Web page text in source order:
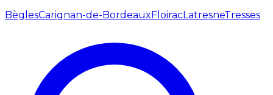
BèglesCarignan-de-BordeauxFloiracLatresneTresses